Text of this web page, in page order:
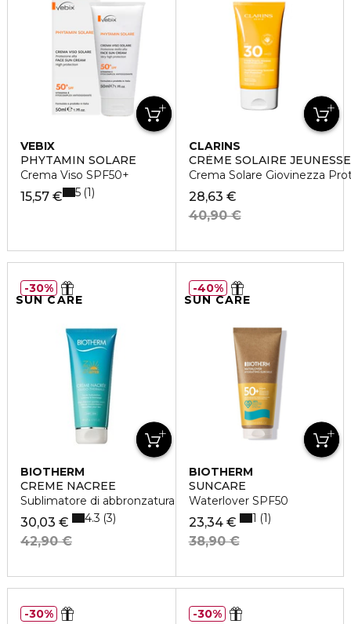
VEBIX
PHYTAMIN SOLARE
Crema Viso SPF50+
15,57 € 5 1
CLARINS
CRÈME SOLAIRE JEUNESSE
Crema Solare Giovinezza
28,63 €
40,90 €
SUN CARE
BIOTHERM
CREME NACREE
Sublimatore di abbronzatura
30,03 €
42,90 €
4.3 3
30%
SUN CARE
BIOTHERM
SUNCARE
Waterlover SPF50
23,34 €
38,90 €
1 1
40%
30% 30%